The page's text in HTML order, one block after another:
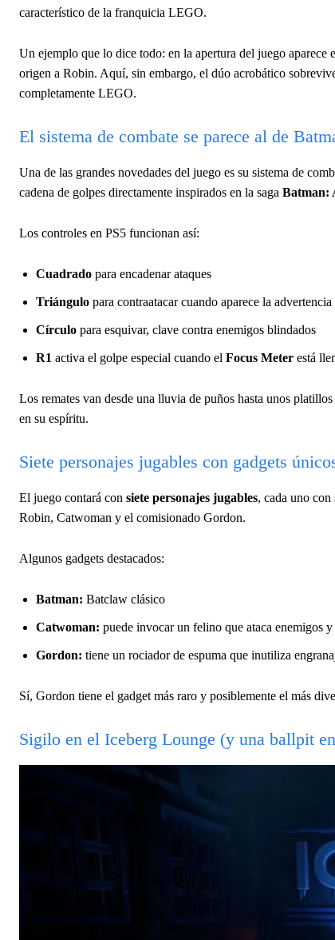
característico de la franquicia LEGO.
Un ejemplo que lo dice todo: en la apertura del juego
origen a Robin. Aquí, sin embargo, el dúo acrobático
completamente LEGO.
El sistema de combate se parece al de
Una de las grandes novedades del juego es su sistema de
cadena de golpes directamente inspirados en la saga Batman:
Los controles en PS5 funcionan así:
Cuadrado para encadenar ataques
Triángulo para contraatacar cuando aparece la
Círculo para esquivar, clave contra enemigos blindados
R1 activa el golpe especial cuando el Focus Meter está
Los remates van desde una lluvia de puños hasta unos
en su espíritu.
Siete personajes jugables con gadgets
El juego contará con siete personajes jugables, cada uno con
Robin, Catwoman y el comisionado Gordon.
Algunos gadgets destacados:
Batman: Batclaw clásico
Catwoman: puede invocar un felino que ataca enemigos y
Gordon: tiene un rociador de espuma que inutiliza
Sí, Gordon tiene el gadget más raro y posiblemente el más
Sigilo en el Iceberg Lounge (y una ballpit